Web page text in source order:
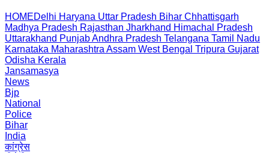
HOMEDelhi Haryana Uttar Pradesh Bihar Chhattisgarh
Madhya Pradesh Rajasthan Jharkhand Himachal Pradesh
Uttarakhand PunjabAndhra Pradesh Telangana Tamil Nadu
Karnataka Maharashtra Assam West Bengal Tripura Gujarat
Odisha Kerala
Jansamasya
News
Bjp
National
Police
Bihar
India
कांग्रेस